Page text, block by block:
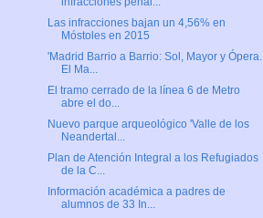
Las infracciones bajan un 4,56% en
Móstoles en 2015
'Madrid Barrio a Barrio: Sol, Mayor y Ópera.
El Ma...
El tramo cerrado de la línea 6 de Metro
abre el do...
Nuevo parque arqueológico 'Valle de los
Neandertal...
Plan de Atención Integral a los Refugiados
de la C...
Información académica a padres de
alumnos de 33 In...